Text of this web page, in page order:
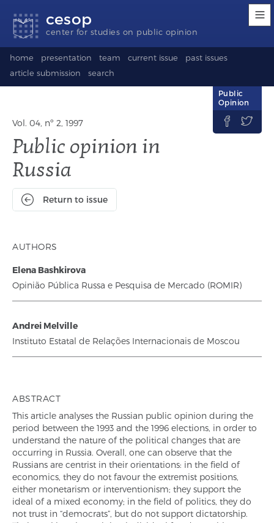
links
content
footer
selection
(Seletor
idioma)
cesop
center for studies on public opinion
home presentation team current issue
past issues
article submission
search
Vol. 04, nº 2, 1997
Public opinion in
Russia
Return to issue
Public
Opinion
 
AUTHORS
Elena Bashkirova
Opinião Pública Russa e Pesquisa de Mercado (ROMIR)
Andrei Melville
Instituto Estatal de Relações Internacionais de Moscou
ABSTRACT
This article analyses the Russian public opinion during the
period between the 1993 and the 1996 elections, in order to
understand the nature of the political changes that are
occurring in Russia. Overall, one can observe that the
Russians are centrist in their orientations: in the field of
economics, they do not favour the extremist positions,
either monetarism or interventionism; they support the
ideal of a mixed economy; in the field of politics, they do
not trust in “democrats”, but do not support dictatorship.